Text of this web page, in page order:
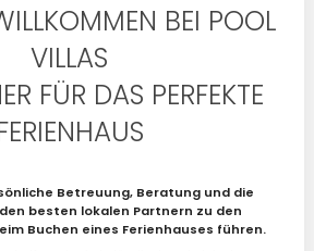
BEI POOL
VILLAS
FÜR DAS PERFEKTE
Betreuung, Beratung und die
besten lokalen Partnern zu den
Buchen eines Ferienhauses führen.